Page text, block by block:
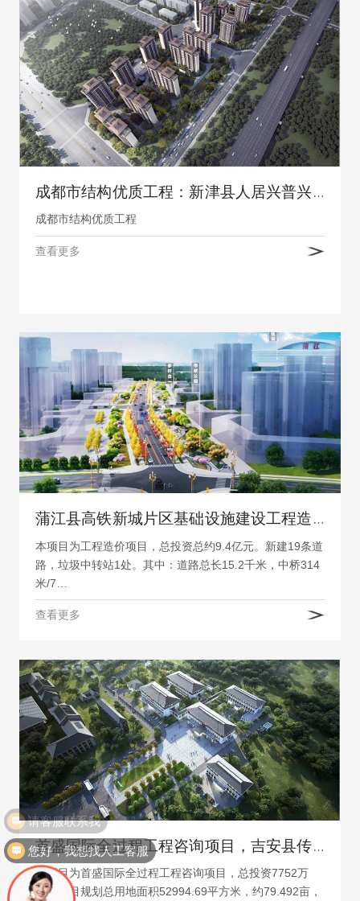
成都市结构优质工程：新津县人居兴普兴街道骑龙村四组、十一组人才公寓建设项目
成都市结构优质工程
查看更多
蒲江县高铁新城片区基础设施建设工程造价项目
本项目为工程造价项目，总投资总约9.4亿元。新建19条道
路，垃圾中转站1处。其中：道路总长15.2千米，中桥314
米/7…
查看更多
首盛国际全过程工程咨询项目，吉安县传染病医院建设项目
本项目为首盛国际全过程工程咨询项目，总投资7752万
元，项目规划总用地面积52994.69平方米，约79.492亩，
您好，我想找人工客服